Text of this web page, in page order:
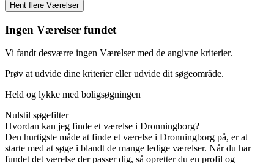
Ingen Værelser fundet
Vi fandt desværre ingen Værelser med de angivne kriterier.
Prøv at udvide dine kriterier eller udvide dit søgeområde.
Held og lykke med boligsøgningen
Nulstil søgefilter
Hvordan kan jeg finde et værelse i Dronningborg?
Den hurtigste måde at finde et værelse i Dronningborg på, er at
starte med at søge i blandt de mange ledige værelser. Når du har
fundet det værelse der passer dig, så opretter du en profil og